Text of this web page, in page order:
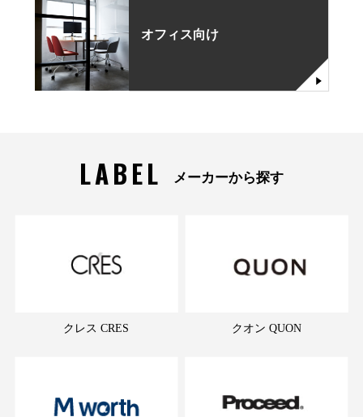
オフィス向け
LABEL メーカーから探す
クレス CRES クオン QUON